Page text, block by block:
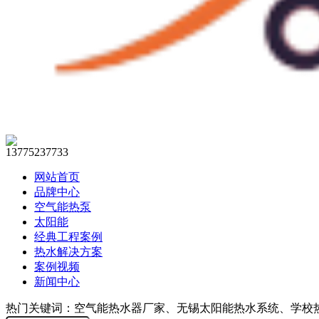
13775237733
网站首页
品牌中心
空气能热泵
太阳能
经典工程案例
热水解决方案
案例视频
新闻中心
热门关键词：空气能热水器厂家、无锡太阳能热水系统、学校